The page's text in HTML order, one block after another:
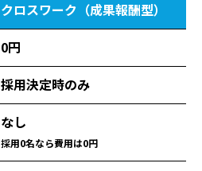
クロスワーク（成果報酬型）
0円
採用決定時のみ
なし
採用0名なら費用は0円